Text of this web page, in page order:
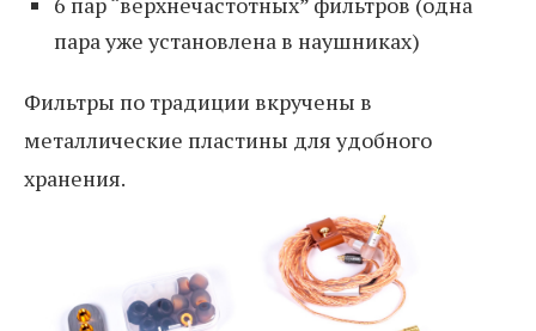
пара уже установлена в наушниках)
Фильтры по традиции вкручены в
металлические пластины для удобного
хранения.